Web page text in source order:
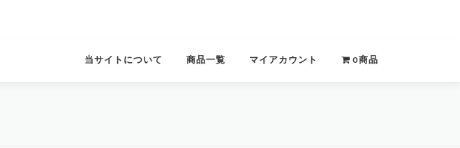
当サイトについて 商品一覧 マイアカウント 0商品